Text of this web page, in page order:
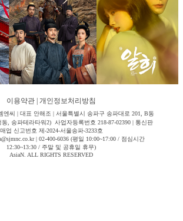
이용약관 개인정보처리방침
엔씨 | 대표 안해조 | 서울특별시 송파구 송파대로 201, B동
동, 송파테라타워2) 사업자등록번호 218-87-02390 | 통신판
매업 신고번호 제-2024-서울송파-3233호
| 02-400-6036 (평일 10:00~17:00 / 점심시간
12:30~13:30 / 주말 및 공휴일 휴무)
AsiaN. ALL RIGHTS RESERVED